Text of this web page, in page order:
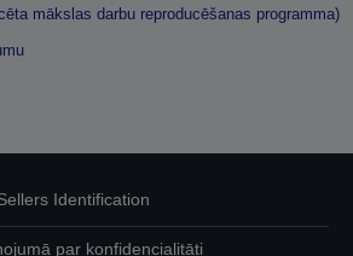
mākslas darbu reproducēšanas programma)
Identification
par konfidencialitāti